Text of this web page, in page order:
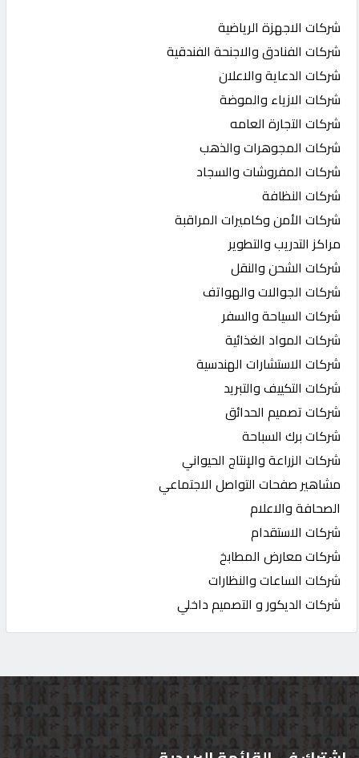
شركات الاجهزة الرياضية
شركات الفنادق والاجنحة الفندقية
شركات الدعاية والاعلان
شركات الازياء والموضة
شركات التجارة العامه
شركات المجوهرات والذهب
شركات المفروشات والسجاد
شركات النظافة
شركات الأمن وكاميرات المراقبة
مراكز التدريب والتطوير
شركات الشحن والنقل
شركات الجوالات والهواتف
شركات السياحة والسفر
شركات المواد الغذائية
شركات الاستشارات الهندسية
شركات التكييف والتبريد
شركات تصميم الحدائق
شركات برك السباحة
شركات الزراعة والإنتاج الحيواني
مشاهير صفحات التواصل الاجتماعي
الصحافة والاعلام
شركات الاستقدام
شركات معارض المطابخ
شركات الساعات والنظارات
شركات الديكور و التصميم داخلي